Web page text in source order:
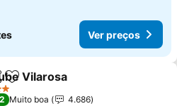
Ver preços
Adicionar aos favoritos
Vilarosa
Muito boa
4.686